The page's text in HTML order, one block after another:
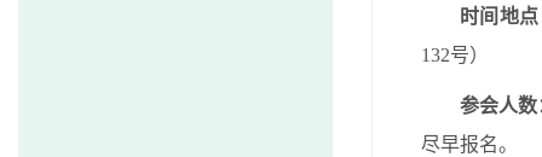
时间地
132号）
参会人数
尽早报名。